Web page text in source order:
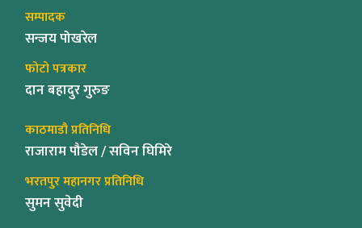
सम्पादक
सन्जय पोखरेल
फोटो पत्रकार
दान बहादुर गुरुङ
काठमाडौ प्रतिनिधि
राजाराम पौडेल / सविन घिमिरे
भरतपुर महानगर प्रतिनिधि
सुमन सुवेदी